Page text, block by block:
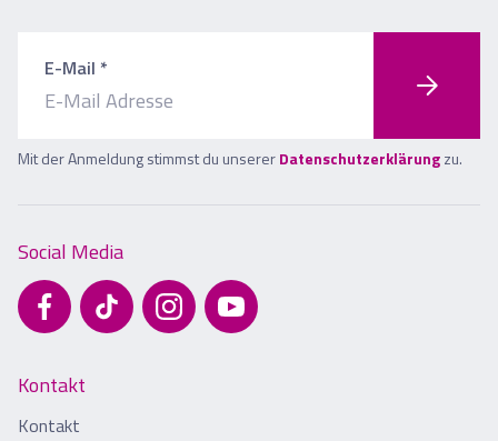
E-Mail *
Mit der Anmeldung stimmst du unsererDatenschutzerklärungzu.
Social Media
Kontakt
Kontakt